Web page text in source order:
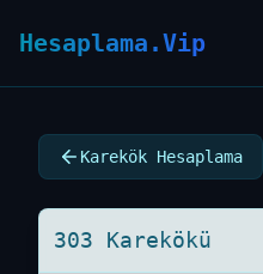
Hesaplama.Vip
Karekök Hesaplama
303 Karekökü